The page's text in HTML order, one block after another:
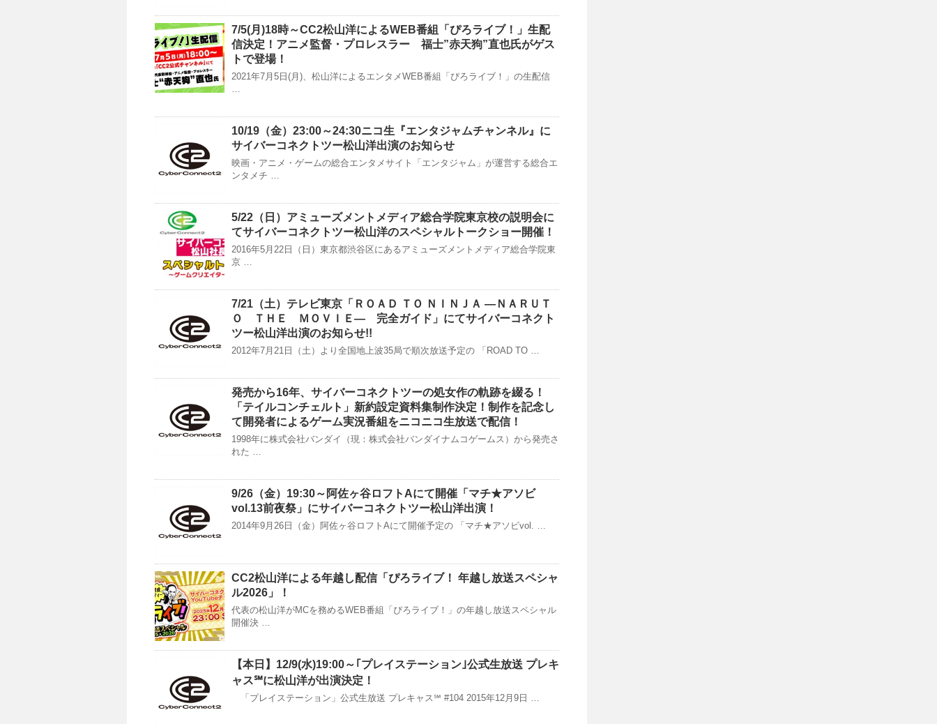
7/5(月)18時～CC2松山洋によるWEB番組「ぴろライブ！」生配
信決定！アニメ監督・プロレスラー 福士”赤天狗”直也氏がゲス
トで登場！
2021年7月5日(月)、松山洋によるエンタメWEB番組「ぴろライブ！」の生配信
…
10/19（金）23:00～24:30ニコ生『エンタジャムチャンネル』に
サイバーコネクトツー松山洋出演のお知らせ
映画・アニメ・ゲームの総合エンタメサイト「エンタジャム」が運営する総合エ
ンタメチ …
5/22（日）アミューズメントメディア総合学院東京校の説明会に
てサイバーコネクトツー松山洋のスペシャルトークショー開催！
2016年5月22日（日）東京都渋谷区にあるアミューズメントメディア総合学院東
京 …
7/21（土）テレビ東京「ＲＯＡＤ ＴＯ ＮＩＮＪＡ —ＮＡＲＵＴ
Ｏ ＴＨＥ ＭＯＶＩＥ— 完全ガイド」にてサイバーコネクト
ツー松山洋出演のお知らせ!!
2012年7月21日（土）より全国地上波35局で順次放送予定の 「ROAD TO …
発売から16年、サイバーコネクトツーの処女作の軌跡を綴る！
「テイルコンチェルト」新約設定資料集制作決定！制作を記念し
て開発者によるゲーム実況番組をニコニコ生放送で配信！
1998年に株式会社バンダイ（現：株式会社バンダイナムコゲームス）から発売さ
れた …
9/26（金）19:30～阿佐ヶ谷ロフトAにて開催「マチ★アソビ
vol.13前夜祭」にサイバーコネクトツー松山洋出演！
2014年9月26日（金）阿佐ヶ谷ロフトAにて開催予定の 「マチ★アソビvol. …
CC2松山洋による年越し配信「ぴろライブ！ 年越し放送スペシャ
ル2026」！
代表の松山洋がMCを務めるWEB番組「ぴろライブ！」の年越し放送スペシャル
開催決 …
【本日】12/9(水)19:00～｢プレイステーション｣公式生放送 プレキ
ャス℠に松山洋が出演決定！
「プレイステーション」公式生放送 プレキャス℠ #104 2015年12月9日 …